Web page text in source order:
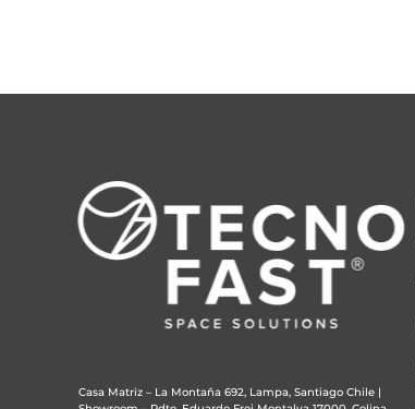
Casa Matriz – La Montaña 692, Lampa, Santiago Chile |